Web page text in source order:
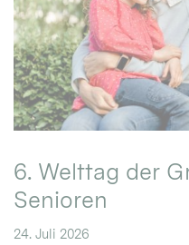
6. Welttag der
Senioren
24. Juli 2026